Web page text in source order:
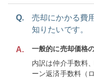
Q.
売却にかかる費
知りたいです。
A.
一般的に売却価格
内訳は仲介手数料
ーン返済手数料（